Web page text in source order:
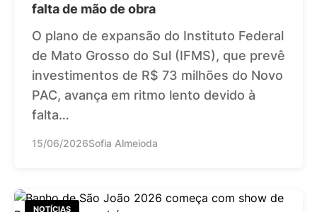
falta de mão de obra
O plano de expansão do Instituto Federal
de Mato Grosso do Sul (IFMS), que prevê
investimentos de R$ 73 milhões do Novo
PAC, avança em ritmo lento devido à
falta…
15/06/2026Sofia Almeioda
NOTÍCIAS